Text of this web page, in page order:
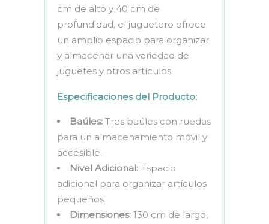
cm de alto y 40 cm de
profundidad, el juguetero ofrece
un amplio espacio para organizar
y almacenar una variedad de
juguetes y otros artículos.
Especificaciones del Producto:
Baúles: Tres baúles con ruedas
para un almacenamiento móvil y
accesible.
Nivel Adicional: Espacio
adicional para organizar artículos
pequeños.
Dimensiones: 130 cm de largo,